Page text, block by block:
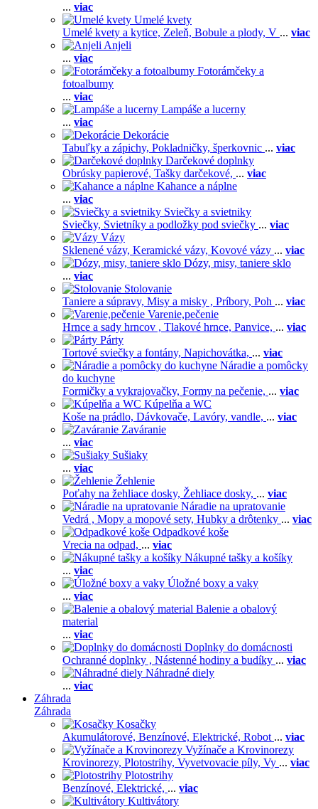
... viac
Umelé kvety
Umelé kvety a kytice, Zeleň, Bobule a plody, V ... viac
Anjeli
... viac
Fotorámčeky a
fotoalbumy
... viac
Lampáše a lucerny
... viac
Dekorácie
Tabuľky a zápichy, Pokladničky, šperkovnic ... viac
Darčekové doplnky
Obrúsky papierové, Tašky darčekové, ... viac
Kahance a náplne
... viac
Sviečky a svietniky
Sviečky, Svietníky a podložky pod sviečky ... viac
Vázy
Sklenené vázy, Keramické vázy, Kovové vázy ... viac
Dózy, misy, taniere sklo
... viac
Stolovanie
Taniere a súpravy, Misy a misky , Príbory, Poh ... viac
Varenie,pečenie
Hrnce a sady hrncov , Tlakové hrnce, Panvice, ... viac
Párty
Tortové sviečky a fontány, Napichovátka, ... viac
Náradie a pomôcky
do kuchyne
Formičky a vykrajovačky, Formy na pečenie, ... viac
Kúpelňa a WC
Koše na prádlo, Dávkovače, Lavóry, vandle, ... viac
Zaváranie
... viac
Sušiaky
... viac
Žehlenie
Poťahy na žehliace dosky, Žehliace dosky, ... viac
Náradie na upratovanie
Vedrá , Mopy a mopové sety, Hubky a drôtenky ... viac
Odpadkové koše
Vrecia na odpad, ... viac
Nákupné tašky a košíky
... viac
Úložné boxy a vaky
... viac
Balenie a obalový
material
... viac
Doplnky do domácnosti
Ochranné doplnky , Nástenné hodiny a budíky ... viac
Náhradné diely
... viac
Záhrada
Záhrada
Kosačky
Akumulátorové, Benzínové, Elektrické, Robot ... viac
Vyžínače a Krovinorezy
Krovinorezy, Plotostrihy, Vyvetvovacie píly, Vy ... viac
Plotostrihy
Benzínové, Elektrické, ... viac
Kultivátory